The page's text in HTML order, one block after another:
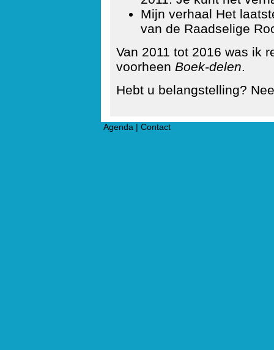
Mijn verhaal Het
van de Raadselige
Van 2011 tot 2016 was ik
voorheen Boek-delen.
Hebt u belangstelling?
Agenda | Contact